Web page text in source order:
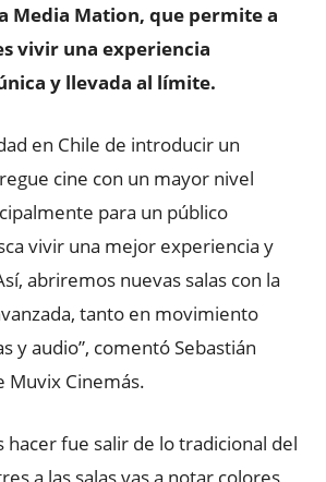
Media Mation, que permite a
vivir una experiencia
y llevada al límite.
en Chile de introducir un
cine con un mayor nivel
para un público
vivir una mejor experiencia y
abriremos nuevas salas con la
tanto en movimiento
y audio”, comentó Sebastián
Muvix Cinemás.
hacer fue salir de lo tradicional del